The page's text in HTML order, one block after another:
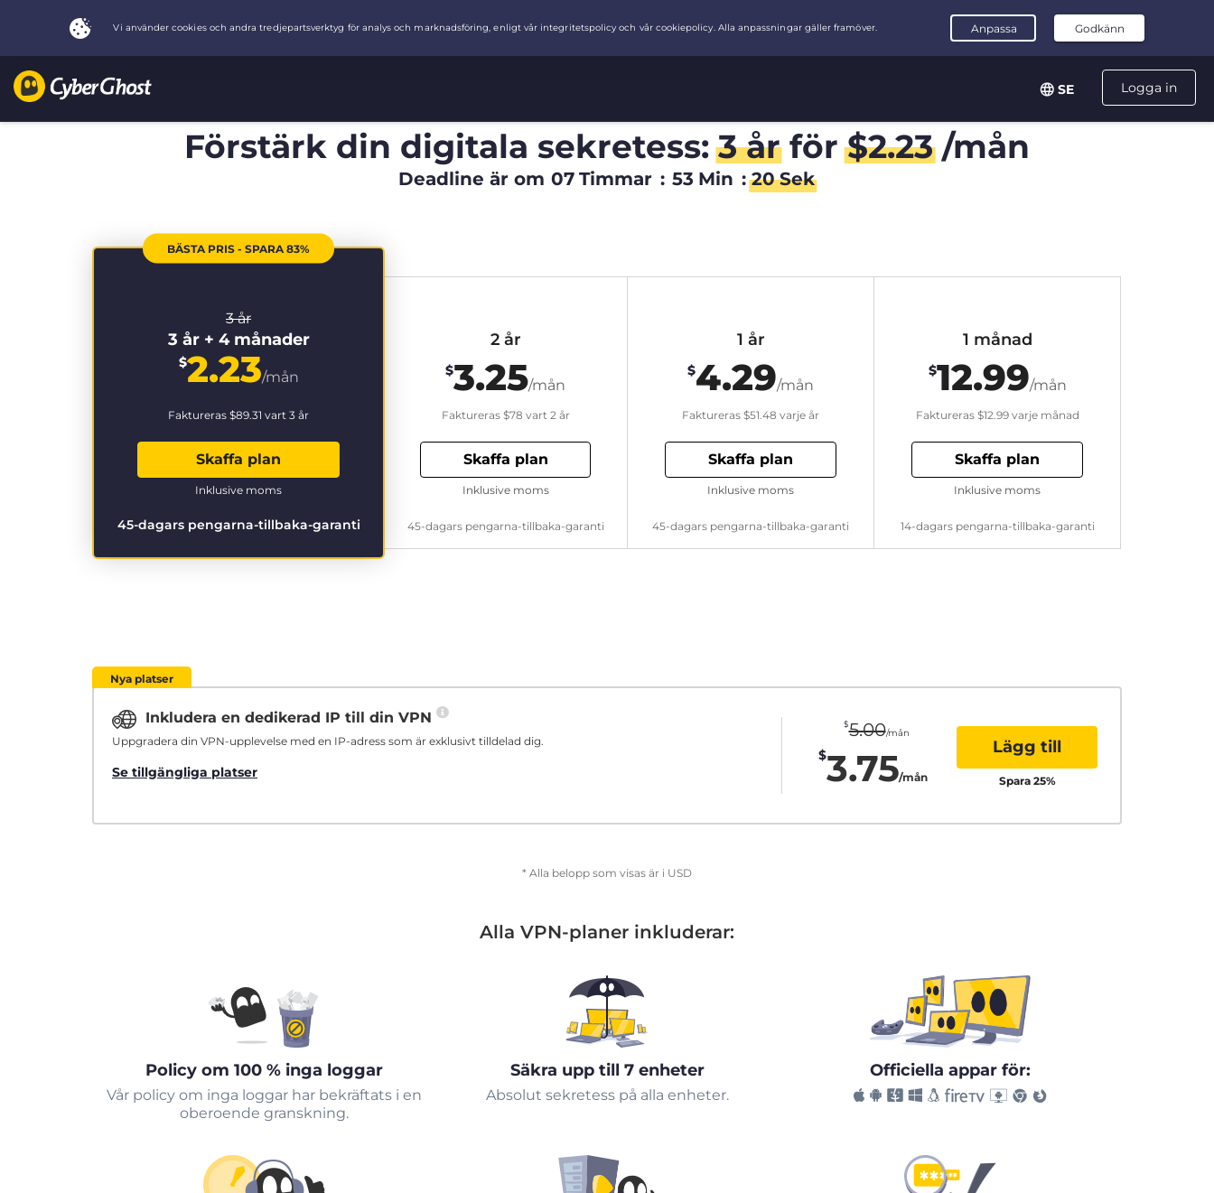
Logga in
SE
Förstärk din digitala sekretess:3 årför$2.23/mån
Deadline är om 07 Timmar : 53 Min : 19 Sek
BÄSTA PRIS - SPARA 83%
3 år
3 år + 4 månader
$2.23/mån
Faktureras $89.31 vart 3 år
Skaffa plan
45-dagars pengarna-tillbaka-garanti
Inklusive moms
2 år
$3.25/mån
Faktureras $78 vart 2 år
Skaffa plan
45-dagars pengarna-tillbaka-garanti
Inklusive moms
1 år
$4.29/mån
Faktureras $51.48 varje år
Skaffa plan
45-dagars pengarna-tillbaka-garanti
Inklusive moms
1 månad
$12.99/mån
Faktureras $12.99varje månad
Skaffa plan
14-dagars pengarna-tillbaka-garanti
Inklusive moms
Nya platser
Inkludera en dedikerad IP till din VPN
Uppgradera din VPN-upplevelse med en IP-adress som är exklusivt tilldelad dig.
Se tillgängliga platser
$5.00/mån
$3.75/mån
Lägg till
Spara 25%
* Alla belopp som visas är i USD
Alla VPN-planer inkluderar:
Policy om 100 % inga loggar
Vår policy om inga loggar har bekräftats i en
oberoende granskning.
Säkra upp till 7 enheter
Absolut sekretess på alla enheter.
Officiella appar för: